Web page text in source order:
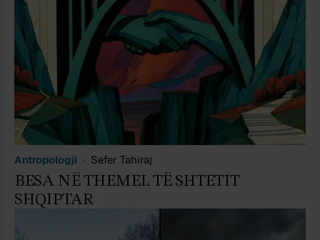
Antropologji Sefer Tahiraj
BESA NË THEMEL TË SHTETIT
SHQIPTAR